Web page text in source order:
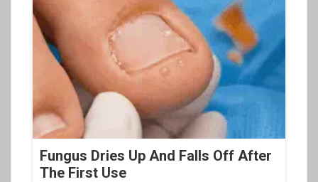
Fungus Dries Up And Falls Off After
The First Use